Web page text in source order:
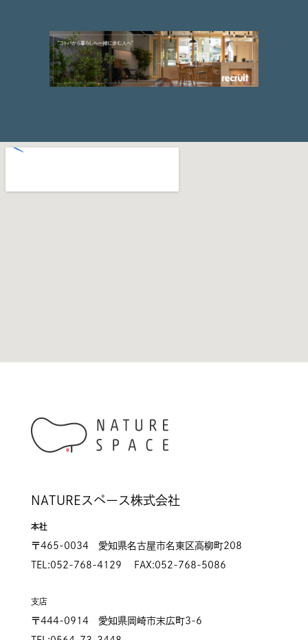
NATUREスペース株式会社
本社
〒465-0034 愛知県名古屋市名東区高柳町208
TEL:052-768-4129 FAX:052-768-5086
支店
〒444-0914 愛知県岡崎市末広町3-6